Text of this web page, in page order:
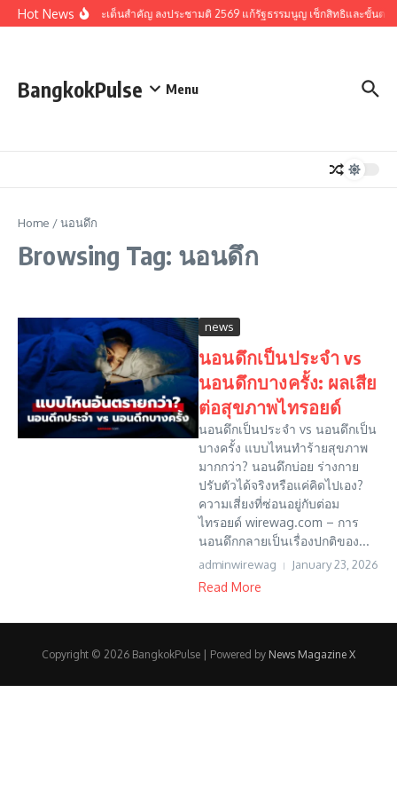
Skip to content
Hot Newsรวมประเด็นสำคัญ ลงประชามติ 2569 แก้รัฐธรรมนูญ เช็กสิทธิและขั้นตอ
BangkokPulse Menu
Home /นอนดึก
Browsing Tag: นอนดึก
news
นอนดึกเป็นประจำ vs
นอนดึกบางครั้ง: ผลเสีย
ต่อสุขภาพไทรอยด์
นอนดึกเป็นประจำ vs นอนดึกเป็น
บางครั้ง แบบไหนทำร้ายสุขภาพ
มากกว่า? นอนดึกบ่อย ร่างกาย
ปรับตัวได้จริงหรือแค่คิดไปเอง?
ความเสี่ยงที่ซ่อนอยู่กับต่อม
ไทรอยด์ wirewag.com – การ
นอนดึกกลายเป็นเรื่องปกติของ...
adminwirewag January 23, 2026
Read More
Copyright © 2026 BangkokPulse | Powered by News Magazine X